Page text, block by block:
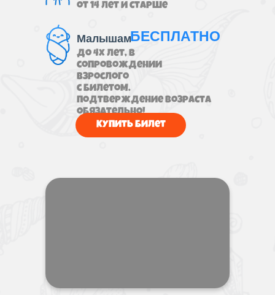
Малышам
до 4х лет, в
сопровождении
взрослого
с билетом.
Подтверждение возраста
обязательно!
Купить билет
БЕСПЛАТНО
от 14 лет и старше